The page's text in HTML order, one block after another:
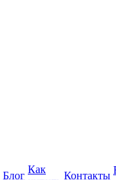
Блог
Как
Контакты